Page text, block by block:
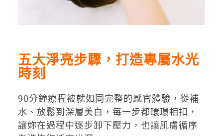
五大淨亮步驟，打造專屬水光
時刻
90分鐘療程被就如同完整的感官體驗，從補
水、放鬆到深層美白，每一步都環環相扣，
讓妳在過程中逐步卸下壓力，也讓肌膚循序